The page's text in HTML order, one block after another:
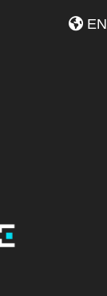
EN